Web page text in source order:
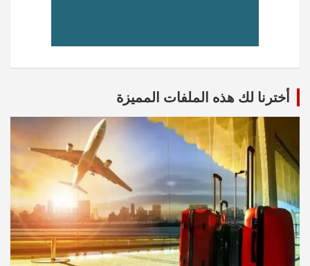
أخترنا لك هذه الملفات المميزة